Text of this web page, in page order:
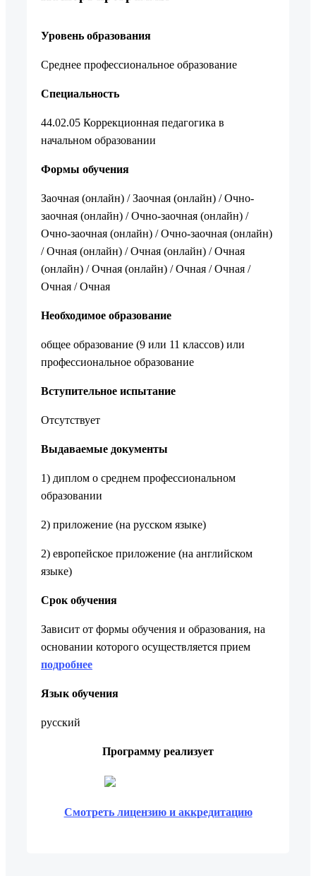
Уровень образования
Среднее профессиональное образование
Специальность
44.02.05 Коррекционная педагогика в
начальном образовании
Формы обучения
Заочная (онлайн) / Заочная (онлайн) / Очно-
заочная (онлайн) / Очно-заочная (онлайн) /
Очно-заочная (онлайн) / Очно-заочная (онлайн)
/ Очная (онлайн) / Очная (онлайн) / Очная
(онлайн) / Очная (онлайн) / Очная / Очная /
Очная / Очная
Необходимое образование
общее образование (9 или 11 классов) или
профессиональное образование
Вступительное испытание
Отсутствует
Выдаваемые документы
1) диплом о среднем профессиональном
образовании
2) приложение (на русском языке)
2) европейское приложение (на английском
языке)
Срок обучения
Зависит от формы обучения и образования, на
основании которого осуществляется прием
подробнее
Язык обучения
русский
Программу реализует
Смотреть лицензию и аккредитацию